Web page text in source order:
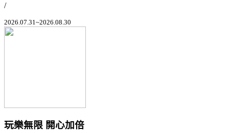
/
2026.07.31~2026.08.30
玩樂無限 開心加倍